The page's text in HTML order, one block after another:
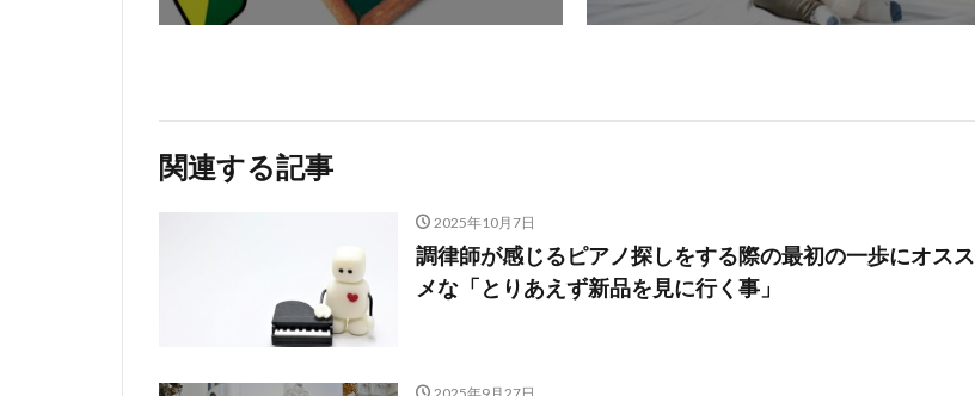
関連する記事
2025年10月7日
調律師が感じるピアノ探しをする際の最初の一歩にオスス
メな「とりあえず新品を見に行く事」